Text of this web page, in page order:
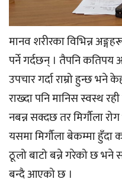
मानव शरीरका विभिन्न
पर्ने गर्दछन् । तैपनि कतिपय
उपचार गर्दा राम्रो हुन्छ भने
राख्दा पनि मानिस स्वस्थ
नबन्न सक्दछ तर मिर्गौला
यसमा मिर्गौला बेकम्मा हुँदा
ठूलो बाटो बन्ने गरेको छ भने
बन्दै आएको छ ।